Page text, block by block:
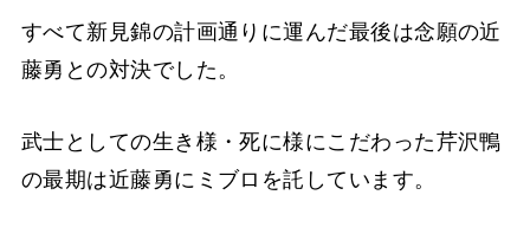
すべて新見錦の計画通りに運んだ最後は念願の近
藤勇との対決でした。
武士としての生き様・死に様にこだわった芹沢鴨
の最期は近藤勇にミブロを託しています。